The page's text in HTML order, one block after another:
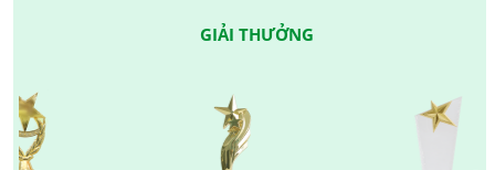
GIẢI THƯỞNG